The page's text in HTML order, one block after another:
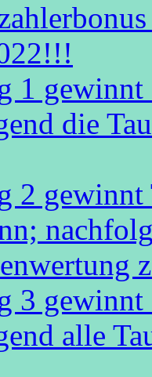
1 gewinnt
die
2 gewinnt
3
alle